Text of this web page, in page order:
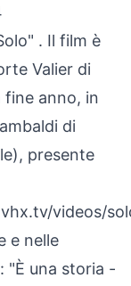
" . Il film è
Valier di
fine anno, in
di
presente
videos/
e nelle
"È una storia -